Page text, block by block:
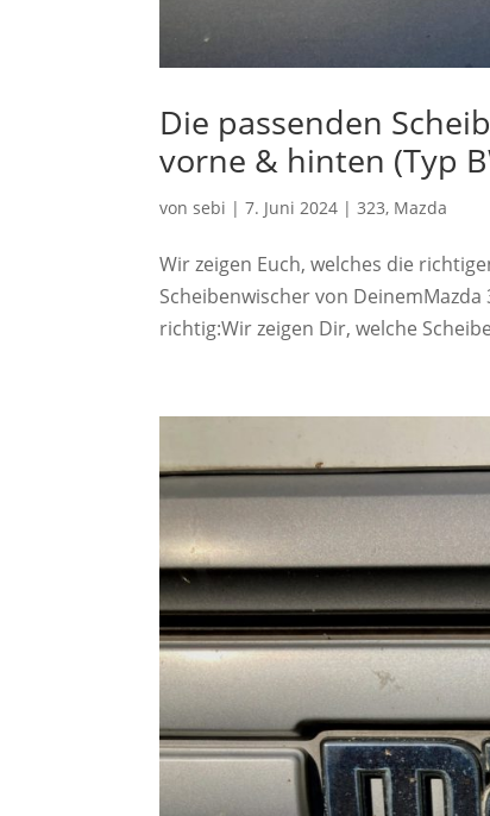
Die passenden
vorne & hinten (Typ
vonsebi |7. Juni 2024 |323, Mazda
Wir zeigen Euch, welches die
Scheibenwischer von
richtig:Wir zeigen Dir, welche